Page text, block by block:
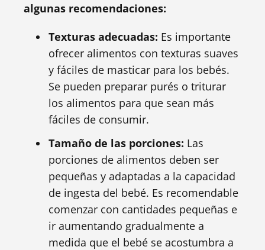
algunas recomendaciones:
Texturas adecuadas: Es importante
ofrecer alimentos con texturas suaves
y fáciles de masticar para los bebés.
Se pueden preparar purés o triturar
los alimentos para que sean más
fáciles de consumir.
Tamaño de las porciones: Las
porciones de alimentos deben ser
pequeñas y adaptadas a la capacidad
de ingesta del bebé. Es recomendable
comenzar con cantidades pequeñas e
ir aumentando gradualmente a
medida que el bebé se acostumbra a